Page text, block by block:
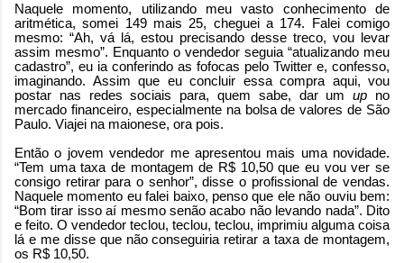
Naquele momento, utilizando meu vasto conhecimento de
aritmética, somei 149 mais 25, cheguei a 174. Falei comigo
mesmo: “Ah, vá lá, estou precisando desse treco, vou levar
assim mesmo”. Enquanto o vendedor seguia “atualizando meu
cadastro”, eu ia conferindo as fofocas pelo Twitter e, confesso,
imaginando. Assim que eu concluir essa compra aqui, vou
postar nas redes sociais para, quem sabe, dar umup no
mercado financeiro, especialmente na bolsa de valores de São
Paulo. Viajei na maionese, ora pois.
Então o jovem vendedor me apresentou mais uma novidade.
“Tem uma taxa de montagem de R$ 10,50 que eu vou ver se
consigo retirar para o senhor”, disse o profissional de vendas.
Naquele momento eu falei baixo, penso que ele não ouviu bem:
“Bom tirar isso aí mesmo senão acabo não levando nada”. Dito
e feito. O vendedor teclou, teclou, teclou, imprimiu alguma coisa
lá e me disse que não conseguiria retirar a taxa de montagem,
os R$ 10,50.